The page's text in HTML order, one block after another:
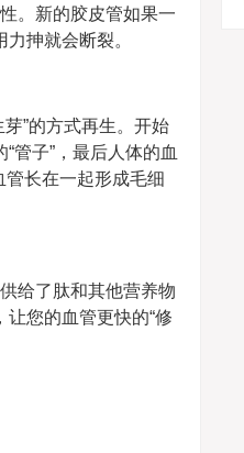
。新的胶皮管如果一
抻就会断裂。
”的方式再生。开始
管子”，最后人体的血
管长在一起形成毛细
给了肽和其他营养物
您的血管更快的“修